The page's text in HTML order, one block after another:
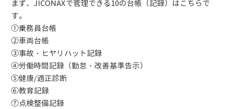
まず、JICONAXで管理できる10の台帳（記録）はこちらで
す。
①乗務員台帳
②車両台帳
③事故・ヒヤリハット記録
④労働時間記録（勤怠・改善基準告示）
⑤健康/適正診断
⑥教育記録
⑦点検整備記録